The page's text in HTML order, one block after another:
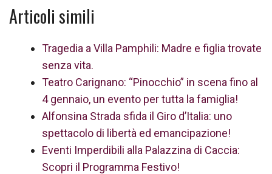
Articoli simili
Tragedia a Villa Pamphili: Madre e figlia trovate
senza vita.
Teatro Carignano: “Pinocchio” in scena fino al
4 gennaio, un evento per tutta la famiglia!
Alfonsina Strada sfida il Giro d’Italia: uno
spettacolo di libertà ed emancipazione!
Eventi Imperdibili alla Palazzina di Caccia:
Scopri il Programma Festivo!